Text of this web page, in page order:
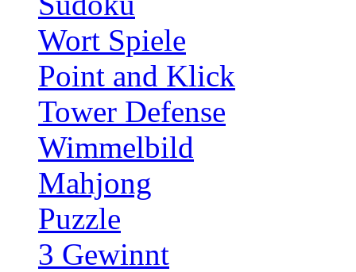
Wort Spiele
Point and Klick
Tower Defense
Wimmelbild
Mahjong
Puzzle
3 Gewinnt